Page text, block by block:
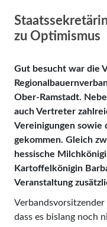
zu Optimismus
Gut besucht war die
Ober-Ramstadt.
auch Vertreter
Vereinigungen sowie
gekommen. Gleich
hessische
Kartoffelkönigin
Veranstaltung
dass es bislang noch